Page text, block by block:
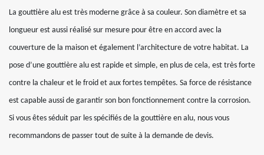
La gouttière alu est très moderne grâce à sa couleur. Son diamètre et sa
longueur est aussi réalisé sur mesure pour être en accord avec la
couverture de la maison et également l’architecture de votre habitat. La
pose d’une gouttière alu est rapide et simple, en plus de cela, est très forte
contre la chaleur et le froid et aux fortes tempêtes. Sa force de résistance
est capable aussi de garantir son bon fonctionnement contre la corrosion.
Si vous êtes séduit par les spécifiés de la gouttière en alu, nous vous
recommandons de passer tout de suite à la demande de devis.